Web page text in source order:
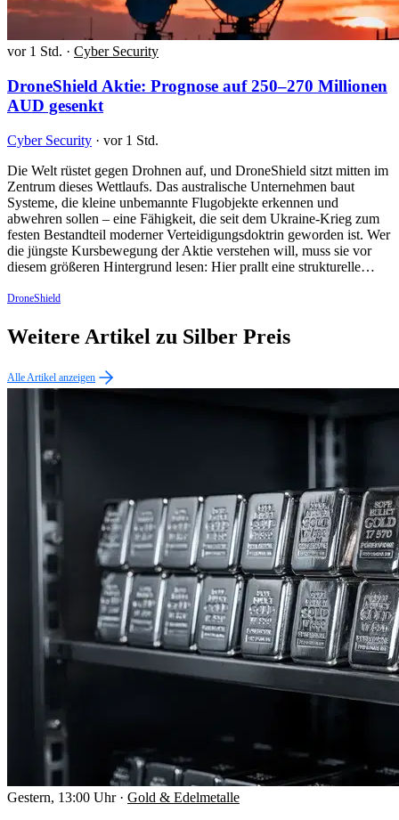
vor 1 Std. · Cyber Security
DroneShield Aktie: Prognose auf 250–270 Millionen
AUD gesenkt
Cyber Security · vor 1 Std.
Die Welt rüstet gegen Drohnen auf, und DroneShield sitzt mitten im
Zentrum dieses Wettlaufs. Das australische Unternehmen baut
Systeme, die kleine unbemannte Flugobjekte erkennen und
abwehren sollen – eine Fähigkeit, die seit dem Ukraine-Krieg zum
festen Bestandteil moderner Verteidigungsdoktrin geworden ist. Wer
die jüngste Kursbewegung der Aktie verstehen will, muss sie vor
diesem größeren Hintergrund lesen: Hier prallt eine strukturelle…
DroneShield
Weitere Artikel zu Silber Preis
Alle Artikel anzeigen
Gestern, 13:00 Uhr · Gold & Edelmetalle